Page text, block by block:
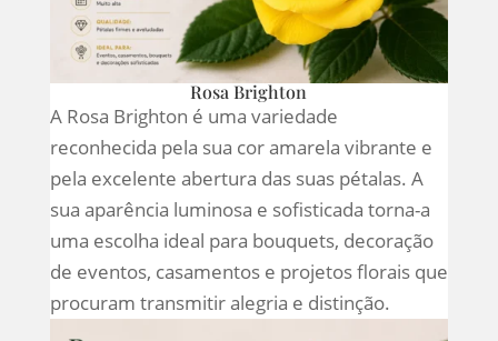
Rosa Brighton
A Rosa Brighton é uma variedade
reconhecida pela sua cor amarela vibrante e
pela excelente abertura das suas pétalas. A
sua aparência luminosa e sofisticada torna-a
uma escolha ideal para bouquets, decoração
de eventos, casamentos e projetos florais que
procuram transmitir alegria e distinção.